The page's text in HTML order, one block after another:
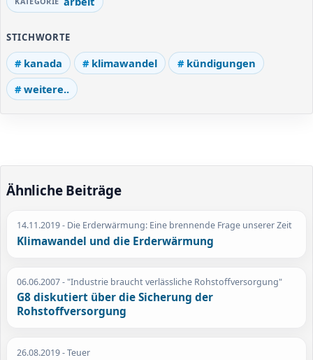
STICHWORTE
kanada klimawandel
kündigungen
weitere..
Ähnliche Beiträge
14.11.2019- Die Erderwärmung: Eine brennende Frage unserer Zeit
Klimawandel und die Erderwärmung
06.06.2007- "Industrie braucht verlässliche Rohstoffversorgung"
G8 diskutiert über die Sicherung der
Rohstoffversorgung
26.08.2019- Teuer